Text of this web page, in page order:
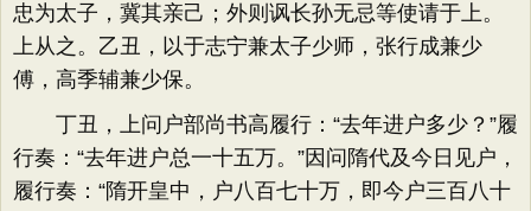
忠为太子，冀其亲己；外则讽长孙无忌等使请于上。
上从之。乙丑，以于志宁兼太子少师，张行成兼少
傅，高季辅兼少保。
丁丑，上问户部尚书高履行：“去年进户多少？”履
行奏：“去年进户总一十五万。”因问隋代及今日见户，
履行奏：“隋开皇中，户八百七十万，即今户三百八十